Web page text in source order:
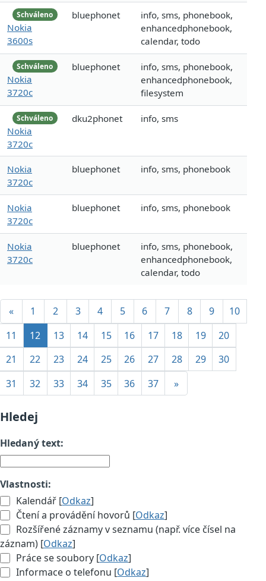
Schváleno
Nokia
3600s
bluephonet
info, sms, phonebook,
enhancedphonebook,
calendar, todo
Schváleno
Nokia
3720c
bluephonet
info, sms, phonebook,
enhancedphonebook,
filesystem
Schváleno
Nokia
3720c
dku2phonet info, sms
Nokia
3720c
bluephonet info, sms, phonebook
Nokia
3720c
bluephonet info, sms, phonebook
Nokia
3720c
bluephonet
info, sms, phonebook,
enhancedphonebook,
calendar, todo
« 1 2 3 4 5 6 7 8 9
10
11
12 13 14 15 16 17 18 19
20
21
22 23 24 25 26 27 28 29
30
31
32 33 34 35 36 37 »
Hledej
Hledaný text:
Vlastnosti:
Kalendář [Odkaz]
Čtení a provádění hovorů [Odkaz]
Rozšířené záznamy v seznamu (např. více čísel na
záznam) [Odkaz]
Práce se soubory [Odkaz]
Informace o telefonu [Odkaz]